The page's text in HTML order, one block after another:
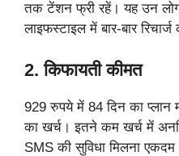
तक टेंशन फ्री रहें। यह उन
लाइफस्टाइल में बार-बार
2. किफायती कीमत
929 रुपये में 84 दिन का
का खर्च। इतने कम खर्च में
SMS की सुविधा मिलना एकदम